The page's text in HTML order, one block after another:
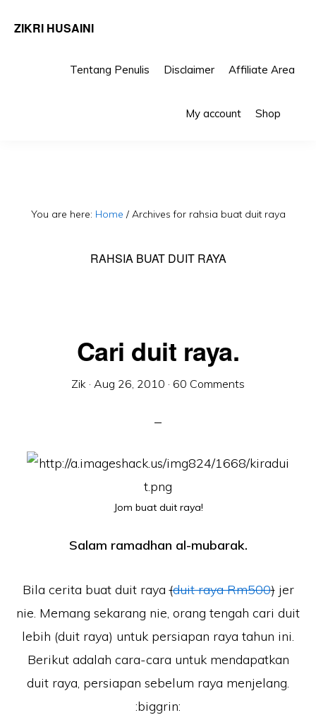
ZIKRI HUSAINI
Tentang Penulis Disclaimer Affiliate Area
My account Shop
You are here: Home /Archives for rahsia buat duit raya
RAHSIA BUAT DUIT RAYA
Cari duit raya.
Zik · Aug 26, 2010 · 60 Comments
Jom buat duit raya!
Salam ramadhan al-mubarak.
Bila cerita buat duit raya(duit raya Rm500)jer
nie. Memang sekarang nie, orang tengah cari duit
lebih (duit raya) untuk persiapan raya tahun ini.
Berikut adalah cara-cara untuk mendapatkan
duit raya, persiapan sebelum raya menjelang.
:biggrin: